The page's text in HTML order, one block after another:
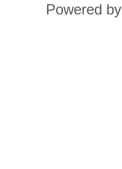
Powered by